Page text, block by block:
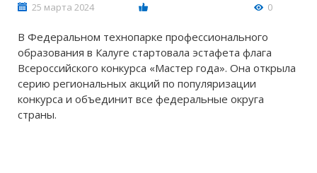
25 марта 2024 0
В Федеральном технопарке профессионального
образования в Калуге стартовала эстафета флага
Всероссийского конкурса «Мастер года». Она открыла
серию региональных акций по популяризации
конкурса и объединит все федеральные округа
страны.